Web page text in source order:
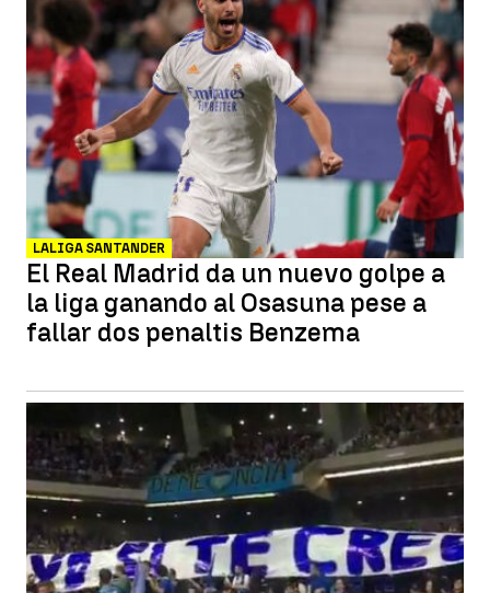
LALIGA SANTANDER
El Real Madrid da un nuevo golpe a
la liga ganando al Osasuna pese a
fallar dos penaltis Benzema